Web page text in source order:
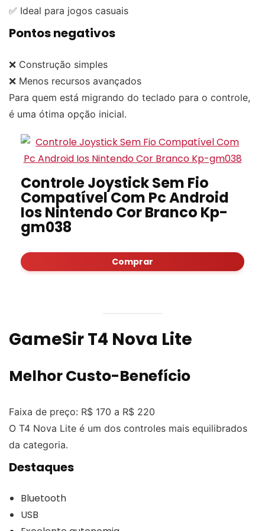
✅ Ideal para jogos casuais
Pontos negativos
❌ Construção simples
❌ Menos recursos avançados
Para quem está migrando do teclado para o controle,
é uma ótima opção inicial.
Controle Joystick Sem Fio
Compatível Com Pc Android
Ios Nintendo Cor Branco Kp-
gm038
Comprar
GameSir T4 Nova Lite
Melhor Custo-Benefício
Faixa de preço: R$ 170 a R$ 220
O T4 Nova Lite é um dos controles mais equilibrados
da categoria.
Destaques
Bluetooth
USB